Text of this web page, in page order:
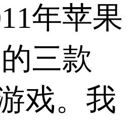
年苹果
三款
戏。我